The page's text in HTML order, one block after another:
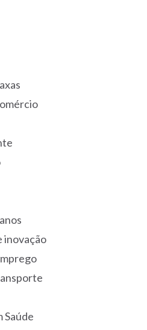
inovação
Saúde